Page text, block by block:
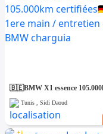
Tunis , Sidi Daoud